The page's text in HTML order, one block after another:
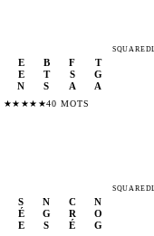
E B F
T
E T S
G
N S A A
★★ ★★ ★40 MOTS
S N C
N
É G R
O
E S É G